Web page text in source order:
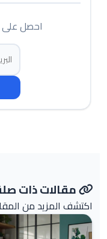
احصل على
مقالات ذات
اكتشف المزيد من